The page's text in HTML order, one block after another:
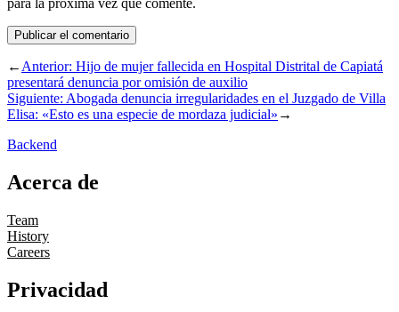
para la próxima vez que comente.
←Anterior: Hijo de mujer fallecida en Hospital Distrital de Capiatá
presentará denuncia por omisión de auxilio
Siguiente: Abogada denuncia irregularidades en el Juzgado de Villa
Elisa: «Esto es una especie de mordaza judicial» →
Backend
Acerca de
Team
History
Careers
Privacidad